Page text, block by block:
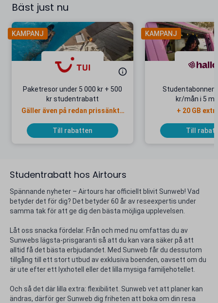
Studentrabatt hos Airtours
Spännande nyheter – Airtours har officiellt blivit Sunweb! Vad
betyder det för dig? Det betyder 60 år av reseexpertis under
samma tak för att ge dig den bästa möjliga upplevelsen.
Låt oss snacka fördelar. Från och med nu omfattas du av
Sunwebs lägsta-prisgaranti så att du kan vara säker på att
alltid få det bästa erbjudandet. Med Sunweb får du dessutom
tillgång till ett stort utbud av exklusiva boenden, oavsett om du
är ute efter ett lyxhotell eller det lilla mysiga familjehotellet.
Och så det där lilla extra: flexibilitet. Sunweb vet att planer kan
ändras, därför ger Sunweb dig friheten att boka om din resa
Bäst just nu
KAMPANJ
Paketresor under 5 000 kr + 500
kr studentrabatt
Gäller även på redan prissänkta
Till rabatten
KAMPANJ
kr/mån i 5
+ 20 GB
Till